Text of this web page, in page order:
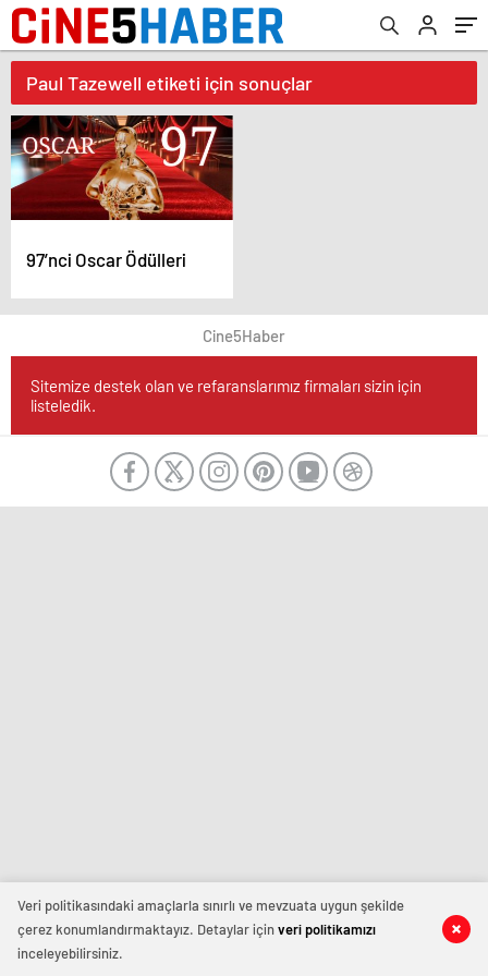
Paul Tazewell etiketi için sonuçlar
97’nci Oscar Ödülleri
Cine5Haber
Sitemize destek olan ve refaranslarımız firmaları sizin için
listeledik.
Veri politikasındaki amaçlarla sınırlı ve mevzuata uygun şekilde
çerez konumlandırmaktayız. Detaylar içinveri politikamızı
inceleyebilirsiniz.